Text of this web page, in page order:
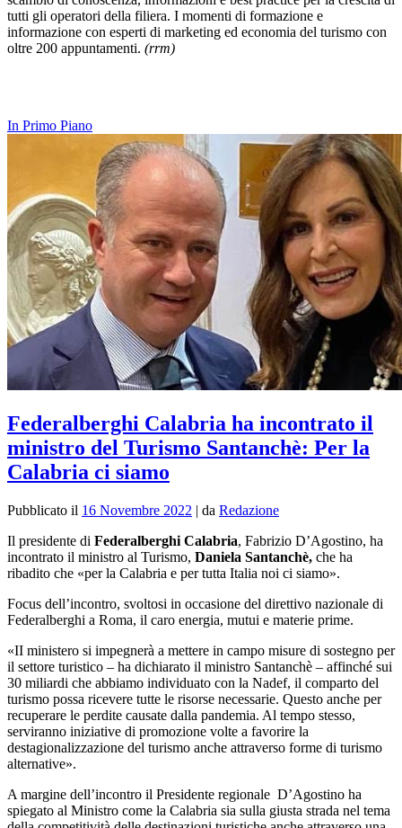
tutti gli operatori della filiera. I momenti di formazione e
informazione con esperti di marketing ed economia del turismo con
oltre 200 appuntamenti. (rrm)
In Primo Piano
Federalberghi Calabria ha incontrato il
ministro del Turismo Santanchè: Per la
Calabria ci siamo
Pubblicato il 16 Novembre 2022 | da Redazione
Il presidente di Federalberghi Calabria, Fabrizio D’Agostino, ha
incontrato il ministro al Turismo, Daniela Santanchè, che ha
ribadito che «per la Calabria e per tutta Italia noi ci siamo».
Focus dell’incontro, svoltosi in occasione del direttivo nazionale di
Federalberghi a Roma, il caro energia, mutui e materie prime.
«II ministero si impegnerà a mettere in campo misure di sostegno per
il settore turistico – ha dichiarato il ministro Santanchè – affinché sui
30 miliardi che abbiamo individuato con la Nadef, il comparto del
turismo possa ricevere tutte le risorse necessarie. Questo anche per
recuperare le perdite causate dalla pandemia. Al tempo stesso,
serviranno iniziative di promozione volte a favorire la
destagionalizzazione del turismo anche attraverso forme di turismo
alternative».
A margine dell’incontro il Presidente regionale D’Agostino ha
spiegato al Ministro come la Calabria sia sulla giusta strada nel tema